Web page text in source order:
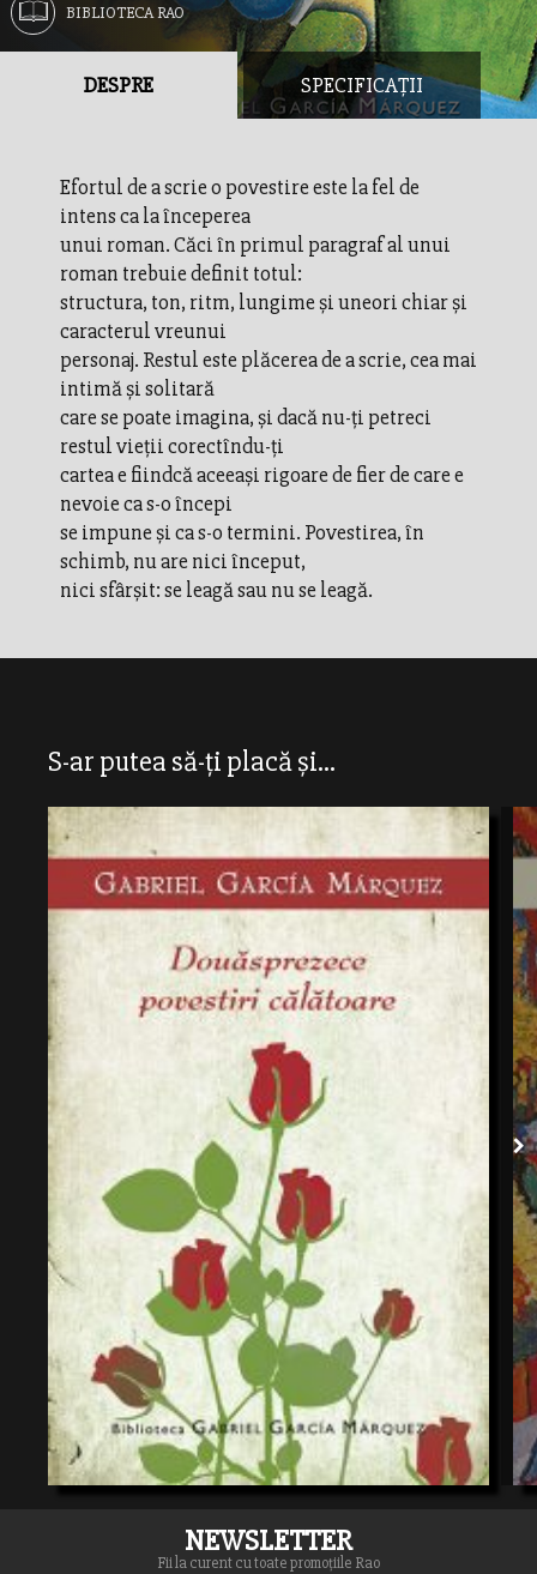
BIBLIOTECA RAO
DESPRE SPECIFICAȚII
Efortul de a scrie o povestire este la fel de
intens ca la începerea
unui roman. Căci în primul paragraf al unui
roman trebuie definit totul:
structura, ton, ritm, lungime şi uneori chiar şi
caracterul vreunui
personaj. Restul este plăcerea de a scrie, cea mai
intimă şi solitară
care se poate imagina, şi dacă nu-ţi petreci
restul vieţii corectîndu-ţi
cartea e fiindcă aceeaşi rigoare de fier de care e
nevoie ca s-o începi
se impune şi ca s-o termini. Povestirea, în
schimb, nu are nici început,
nici sfârşit: se leagă sau nu se leagă.
S-ar putea să-ți placă și...
NEWSLETTER
Fii la curent cu toate promoțiile Rao